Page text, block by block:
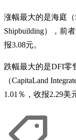
涨幅最大的是海庭（
Shipbuilding），前
报3.08元。
跌幅最大的是DFI零
（CapitaLand
1.01％，收报2.29